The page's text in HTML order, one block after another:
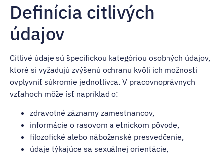
Definícia citlivých
údajov
Citlivé údaje sú špecifickou kategóriou osobných údajov,
ktoré si vyžadujú zvýšenú ochranu kvôli ich možnosti
ovplyvniť súkromie jednotlivca. V pracovnoprávnych
vzťahoch môže ísť napríklad o:
zdravotné záznamy zamestnancov,
informácie o rasovom a etnickom pôvode,
filozofické alebo náboženské presvedčenie,
údaje týkajúce sa sexuálnej orientácie,